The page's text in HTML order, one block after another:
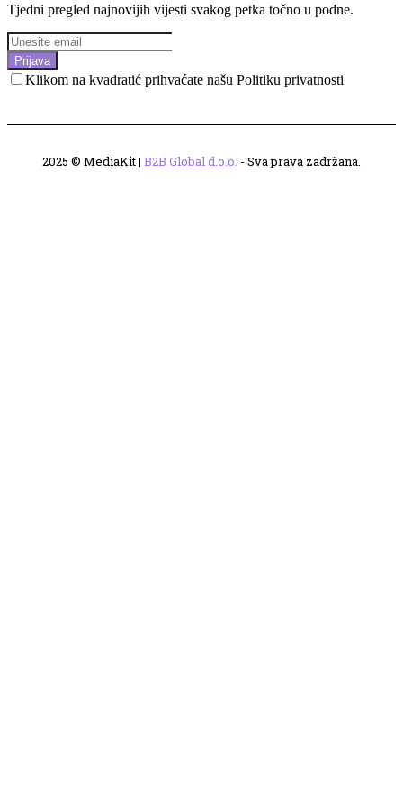
Tjedni pregled najnovijih vijesti svakog petka točno u podne.
Prijava
Klikom na kvadratić prihvaćate našu Politiku privatnosti
2025 © MediaKit | B2B Global d.o.o. - Sva prava zadržana.